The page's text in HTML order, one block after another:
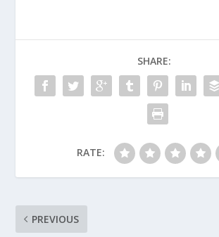
SHARE:
RATE:
PREVIOUS